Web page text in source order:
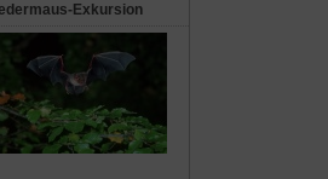
Exkursion